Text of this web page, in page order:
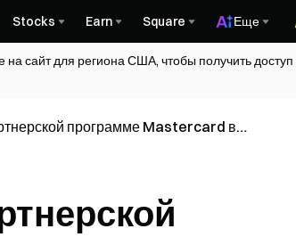
Stocks Earn Square Еще
сайт для региона США, чтобы получить
программе Mastercard в